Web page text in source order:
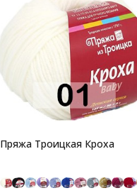
Пряжа Троицкая Кроха